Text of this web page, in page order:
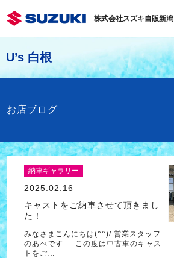
株式会社スズキ自販新潟
U’s 白根
お店ブログ
納車ギャラリー
2025.02.16
キャストをご納車させて頂きまし
た！
みなさまこんにちは(^^)/ 営業スタッフ
のあべです この度は中古車のキャス
トをご…